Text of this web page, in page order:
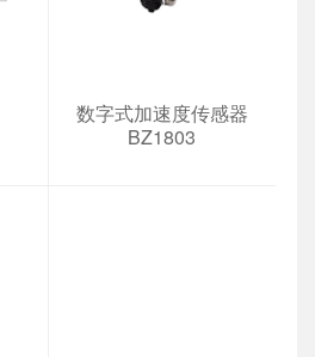
数字式加速度传感器
BZ1803